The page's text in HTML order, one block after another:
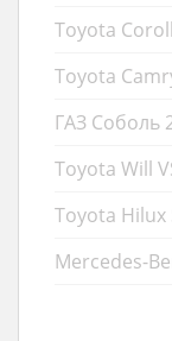
Toyota
Toyota
ГАЗ Соболь
Toyota Will
Toyota Hilux
Mercedes-